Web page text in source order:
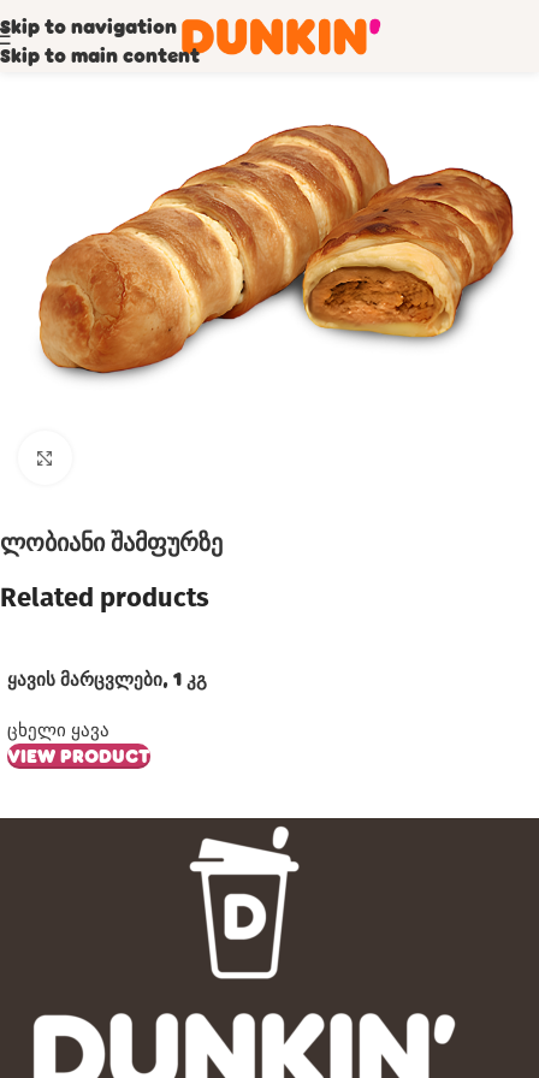
Skip to navigation
Skip to main content
ლობიანი შამფურზე
Related products
ყავის მარცვლები, 1 კგ
ცხელი ყავა
VIEW PRODUCT